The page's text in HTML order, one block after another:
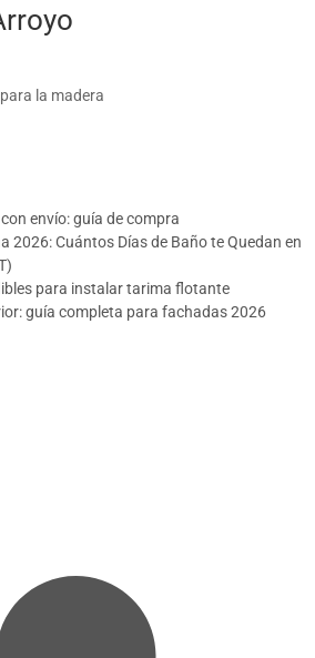
la madera
envío: guía de compra
2026: Cuántos Días de Baño te Quedan en
para instalar tarima flotante
guía completa para fachadas 2026